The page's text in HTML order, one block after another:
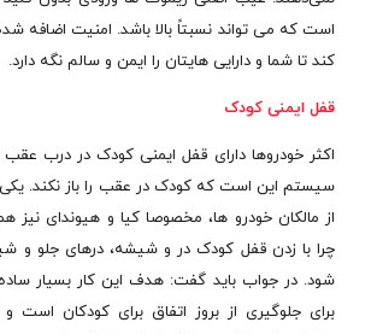
است که می تواند نسبتاً بالا باشد. امنیت اضافه
کند تا شما و دارایی هایتان را ایمن و سالم نگه دارد.
قفل ایمنی کودک
اکثر خودروها دارای قفل ایمنی کودک در درب
سیستم این است که کودک در عقب را باز نکند. یکی
از مالکان خودرو ها، مخصوصا کیا و هیوندای
چرا با زدن قفل کودک در و شیشه، درهای جلو و
شود. در جواب باید گفت: هدف این کار بسیار
برای جلوگیری از بروز اتفاق برای کودکان است